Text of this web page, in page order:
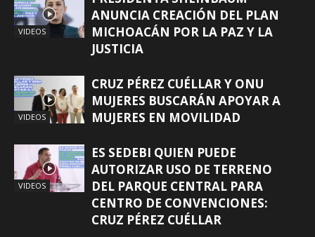
VIDEOS
ANUNCIA CREACIÓN DEL PLAN
MICHOACÁN POR LA PAZ Y LA
JUSTICIA
VIDEOS
CRUZ PÉREZ CUÉLLAR Y ONU
MUJERES BUSCARÁN APOYAR A
MUJERES EN MOVILIDAD
VIDEOS
ES SEDEBI QUIEN PUEDE
AUTORIZAR USO DE TERRENO
DEL PARQUE CENTRAL PARA
CENTRO DE CONVENCIONES:
CRUZ PÉREZ CUÉLLAR